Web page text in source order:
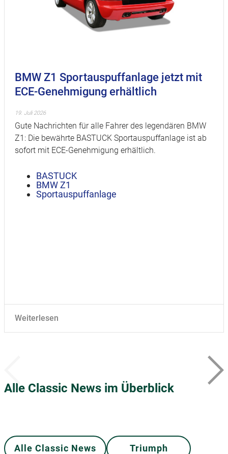
BMW Z1 Sportauspuffanlage jetzt mit
ECE-Genehmigung erhältlich
19. Juli 2026
Gute Nachrichten für alle Fahrer des legendären BMW
Z1: Die bewährte BASTUCK Sportauspuffanlage ist ab
sofort mit ECE-Genehmigung erhältlich.
BASTUCK
BMW Z1
Sportauspuffanlage
Weiterlesen
Alle Classic News im Überblick
Alle Classic News Triumph